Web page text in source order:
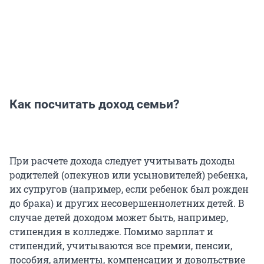
Как посчитать доход семьи?
При расчете дохода следует учитывать доходы
родителей (опекунов или усыновителей) ребенка,
их супругов (например, если ребенок был рожден
до брака) и других несовершеннолетних детей. В
случае детей доходом может быть, например,
стипендия в колледже. Помимо зарплат и
стипендий, учитываются все премии, пенсии,
пособия, алименты, компенсации и довольствие